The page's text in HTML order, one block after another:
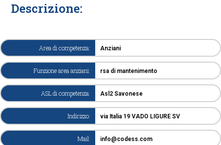
Descrizione:
Area di competenza: Anziani
Funzione area anziani: rsa di mantenimento
ASL di competenza: Asl2 Savonese
Indirizzo: via Italia 19 VADO LIGURE SV
Mail: info@codess.com